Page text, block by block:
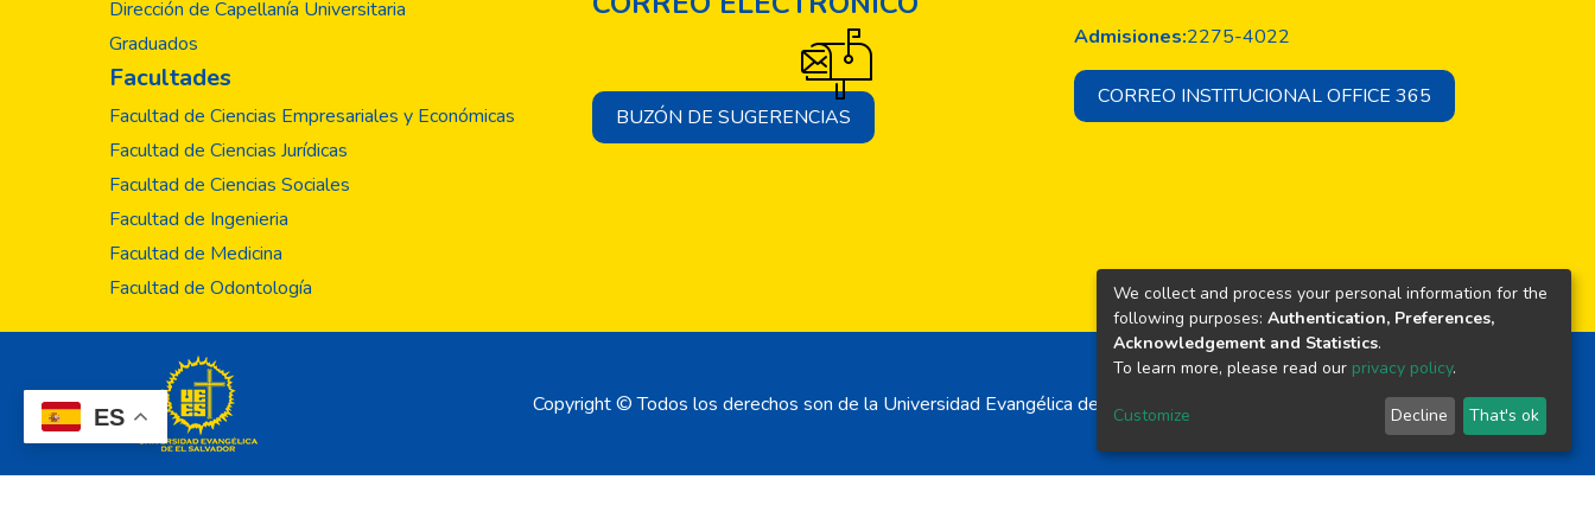
ES
Dirección de Capellanía Universitaria
Graduados
Facultades
Facultad de Ciencias Empresariales y Económicas
Facultad de Ciencias Jurídicas
Facultad de Ciencias Sociales
Facultad de Ingenieria
Facultad de Medicina
Facultad de Odontología
BUZÓN DE SUGERENCIAS
Admisiones:2275-4022
CORREO INSTITUCIONAL OFFICE 365
Copyright © Todos los derechos son de la Universidad Evangélica de El Salvador
We collect and process your personal information for the
following purposes: Authentication, Preferences,
Acknowledgement and Statistics.
To learn more, please read our privacy policy.
Customize Decline That's ok